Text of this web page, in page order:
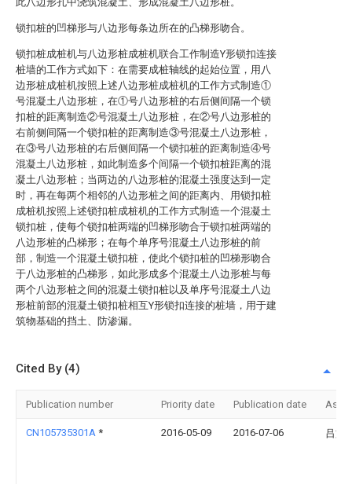
锁扣桩的凹梯形与八边形每条边所在的凸梯形吻合。
锁扣桩成桩机与八边形桩成桩机联合工作制造Y形锁扣连接
桩墙的工作方式如下：在需要成桩轴线的起始位置，用八
边形桩成桩机按照上述八边形桩成桩机的工作方式制造①
号混凝土八边形桩，在①号八边形桩的右后侧间隔一个锁
扣桩的距离制造②号混凝土八边形桩，在②号八边形桩的
右前侧间隔一个锁扣桩的距离制造③号混凝土八边形桩，
在③号八边形桩的右后侧间隔一个锁扣桩的距离制造④号
混凝土八边形桩，如此制造多个间隔一个锁扣桩距离的混
凝土八边形桩；当两边的八边形桩的混凝土强度达到一定
时，再在每两个相邻的八边形桩之间的距离内、用锁扣桩
成桩机按照上述锁扣桩成桩机的工作方式制造一个混凝土
锁扣桩，使每个锁扣桩两端的凹梯形吻合于锁扣桩两端的
八边形桩的凸梯形；在每个单序号混凝土八边形桩的前
部，制造一个混凝土锁扣桩，使此个锁扣桩的凹梯形吻合
于八边形桩的凸梯形，如此形成多个混凝土八边形桩与每
两个八边形桩之间的混凝土锁扣桩以及单序号混凝土八边
形桩前部的混凝土锁扣桩相互Y形锁扣连接的桩墙，用于建
筑物基础的挡土、防渗漏。
Cited By (4)
Publication number Priority date Publication date
CN105735301A * 2016-05-09 2016-07-06 吕文